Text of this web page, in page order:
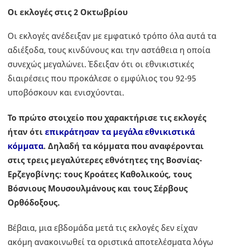
Οι εκλογές στις 2 Οκτωβρίου
Οι εκλογές ανέδειξαν με εμφατικό τρόπο όλα αυτά τα
αδιέξοδα, τους κινδύνους και την αστάθεια η οποία
συνεχώς μεγαλώνει. Έδειξαν ότι οι εθνικιστικές
διαιρέσεις που προκάλεσε ο εμφύλιος του 92-95
υποβόσκουν και ενισχύονται.
Το πρώτο στοιχείο που χαρακτήρισε τις εκλογές
ήταν ότιεπικράτησαν τα μεγάλα εθνικιστικά
κόμματα. Δηλαδή τα κόμματα που αναφέρονται
στις τρεις μεγαλύτερες εθνότητες της Βοσνίας-
Ερζεγοβίνης: τους Κροάτες Καθολικούς, τους
Βόσνιους Μουσουλμάνους και τους Σέρβους
Ορθόδοξους.
Βέβαια, μια εβδομάδα μετά τις εκλογές δεν είχαν
ακόμη ανακοινωθεί τα οριστικά αποτελέσματα λόγω